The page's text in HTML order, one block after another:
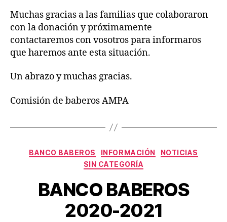
Muchas gracias a las familias que colaboraron
con la donación y próximamente
contactaremos con vosotros para informaros
que haremos ante esta situación.
Un abrazo y muchas gracias.
Comisión de baberos AMPA
Categorías
BANCO BABEROS INFORMACIÓN
NOTICIAS
SIN CATEGORÍA
BANCO BABEROS
2020-2021